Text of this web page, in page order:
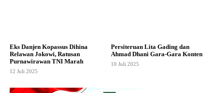
Eks Danjen Kopassus Dihina
Relawan Jokowi, Ratusan
Purnawirawan TNI Marah
12 Juli 2025
Persiteruan Lita Gading dan
Ahmad Dhani Gara-Gara Konten
10 Juli 2025